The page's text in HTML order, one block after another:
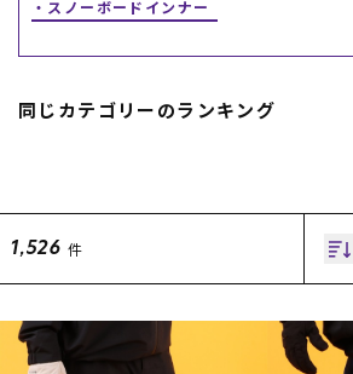
スノーボードインナー
同じカテゴリーのランキング
1,526 件